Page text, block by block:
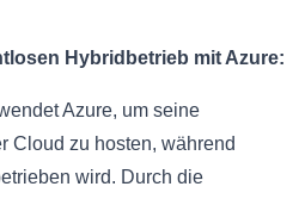
Hybridbetrieb mit Azure:
Azure, um seine
Cloud zu hosten, während
wird. Durch die